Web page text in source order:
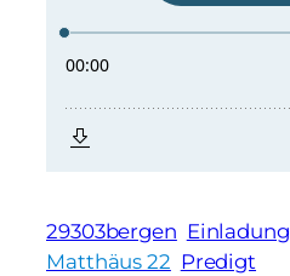
29303bergen Einladung
Matthäus 22 Predigt